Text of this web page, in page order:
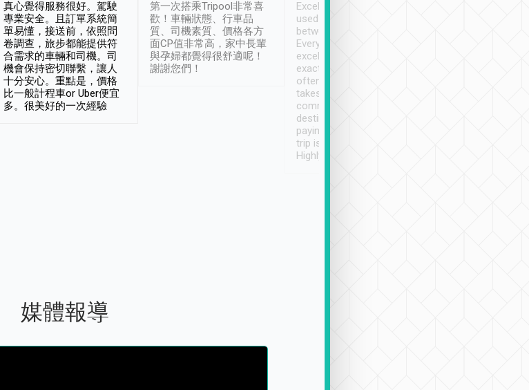
真心覺得服務很好。駕駛
專業安全。且訂單系統簡
單易懂，接送前，依照問
卷調查，旅步都能提供符
合需求的車輛和司機。司
機會保持密切聯繫，讓人
十分安心。重點是，價格
比一般計程車or Uber便宜
多。很美好的一次經驗
第一次搭乘Tripool非常喜
歡！車輛狀態、行車品
質、司機素質、價格各方
面CP值非常高，家中長輩
與孕婦都覺得很舒適呢！
謝謝您們！
Excellent service. We have
used Tripool to travel
between cities in Taiwan.
Every driver has been
excellent and arrives
exactly on time. As there is
often limited English it
takes the difficulty out of
communicating the
destination details and
paying online prior to the
trip is very convenient.
Highly recommended
媒體報導